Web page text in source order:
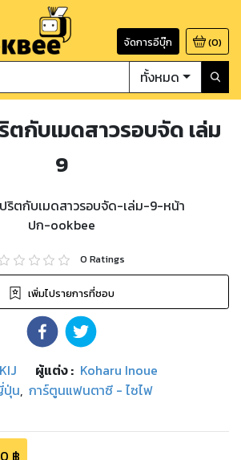
จัดการอีบุ๊ก (0)
ทั้งหมด
กับเมดสาวรอบจัด เล่ม
9
0 Ratings
เพิ่มไปรายการที่ชอบ
ผู้แต่ง : Koharu Inoue
น, การ์ตูนแฟนตาซี - ไซไฟ